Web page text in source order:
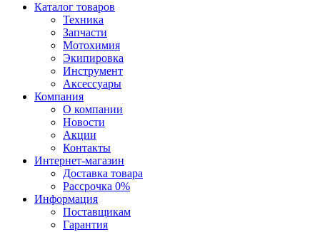
Каталог товаров
Техника
Запчасти
Мотохимия
Экипировка
Инструмент
Аксессуары
Компания
О компании
Новости
Акции
Контакты
Интернет-магазин
Доставка товара
Рассрочка 0%
Информация
Поставщикам
Гарантия